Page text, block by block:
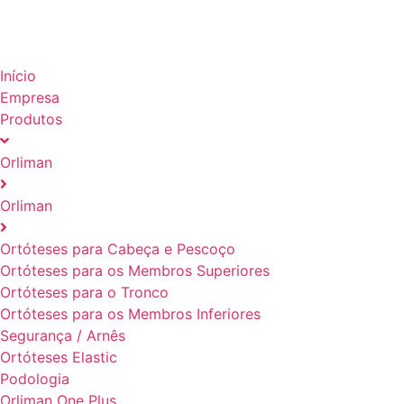
Início
Empresa
Produtos
Orliman
Orliman
Ortóteses para Cabeça e Pescoço
Ortóteses para os Membros Superiores
Ortóteses para o Tronco
Ortóteses para os Membros Inferiores
Segurança / Arnês
Ortóteses Elastic
Podologia
Orliman One Plus